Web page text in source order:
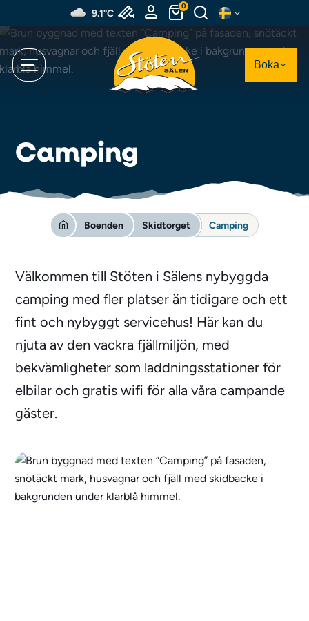
till
huvudinnehållet
9.1°C
0
Boka
Camping
Boenden Skidtorget Camping
Välkommen till Stöten i Sälens nybyggda
camping med fler platser än tidigare och ett
fint och nybyggt servicehus! Här kan du
njuta av den vackra fjällmiljön, med
bekvämligheter som laddningsstationer för
elbilar och gratis wifi för alla våra campande
gäster.